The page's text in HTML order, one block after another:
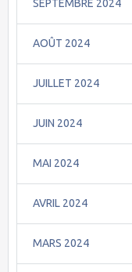
SEPTEMBRE 2024
AOÛT 2024
JUILLET 2024
JUIN 2024
MAI 2024
AVRIL 2024
MARS 2024